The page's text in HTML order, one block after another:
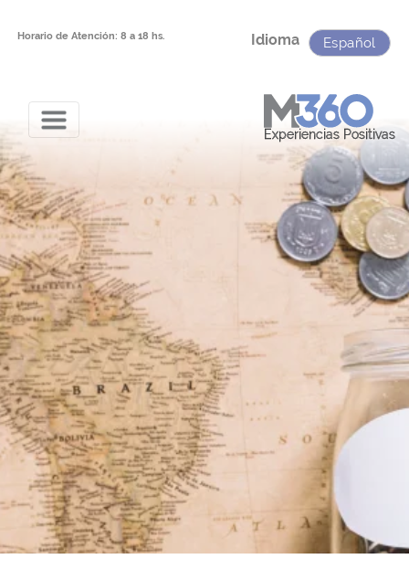
Horario de Atención: 8 a 18 hs. Idioma Español
Experiencias Positivas